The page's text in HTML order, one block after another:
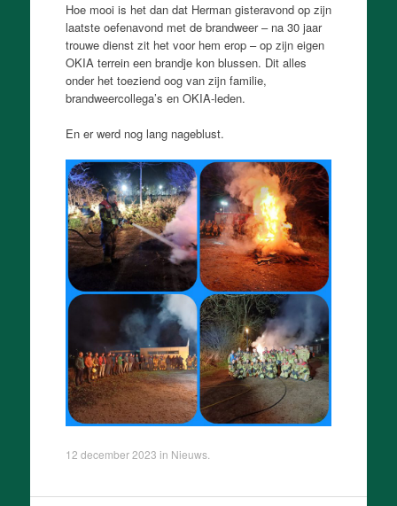
Hoe mooi is het dan dat Herman gisteravond op zijn
laatste oefenavond met de brandweer – na 30 jaar
trouwe dienst zit het voor hem erop – op zijn eigen
OKIA terrein een brandje kon blussen. Dit alles
onder het toeziend oog van zijn familie,
brandweercollega’s en OKIA-leden.
En er werd nog lang nageblust.
12 december 2023 in Nieuws.